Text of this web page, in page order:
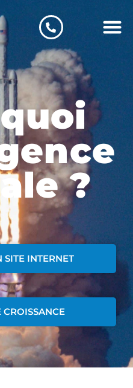
?
INTERNET